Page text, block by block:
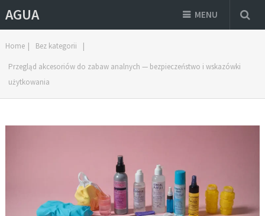
AGUA MENU
Home | Bez kategorii |
Przegląd akcesoriów do zabaw analnych — bezpieczeństwo i wskazówki
użytkowania